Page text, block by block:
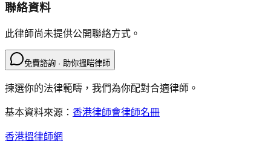
聯絡資料
此律師尚未提供公開聯絡方式。
免費諮詢 · 助你搵啱律師
揀選你的法律範疇，我們為你配對合適律師。
基本資料來源： 香港律師會律師名冊
香港搵律師網